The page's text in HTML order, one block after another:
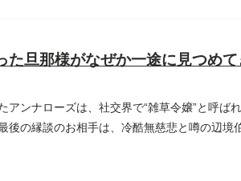
た旦那様がなぜか一途に見つめ
ンナローズは、社交界で“雑草令嬢”と呼ば
後の縁談のお相手は、冷酷無慈悲と噂の辺境